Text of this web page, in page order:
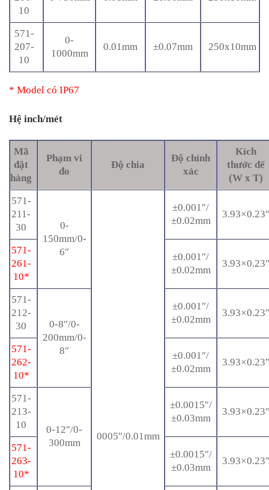
10
571-
207-
10
0-
1000mm
0.01mm ±0.07mm 250x10mm
* Model có IP67
Hệ inch/mét
Mã
đặt
hàng
Phạm vi
đo
Độ chia
Độ chính
xác
Kích
thước đế
(W x T)
571-
211-
30
0-
150mm/0-
6″
0005″/0.01mm
±0.001″/
±0.02mm
571-
261-
10*
±0.001″/
±0.02mm
571-
212-
30
0-8″/0-
200mm/0-
8″
±0.001″/
±0.02mm
571-
262-
10*
±0.001″/
±0.02mm
571-
213-
10
0-12″/0-
300mm
±0.0015″/
±0.03mm
571-
263-
10*
±0.0015″/
±0.03mm